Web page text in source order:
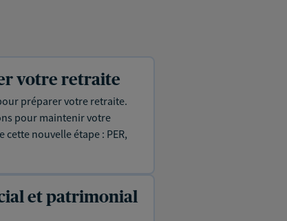
votre retraite
préparer votre retraite.
pour maintenir votre
nouvelle étape : PER,
et patrimonial